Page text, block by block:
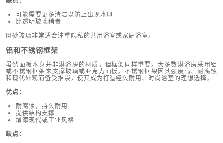
可能需要更多清洁以防止出现水印
比透明玻璃稍贵
磨砂玻璃非常适合注重隐私的共用浴室或家庭浴室。
铝和不锈钢框架
虽然面板本身并非淋浴房的材质，但框架同样重要。大多数淋浴房采用铝
或不锈钢框架来支撑玻璃或亚克力面板。不锈钢框架因其强度高、耐腐蚀
和现代外观而备受推崇，使其成为打造经久耐用、时尚浴室的理想选择。
优点：
耐腐蚀，持久耐用
提供结构支撑
增添现代或工业风格
缺点：